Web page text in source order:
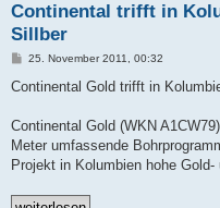
Continental trifft in
Sillber
B
i
a
25. November 2011, 00:32
Continental Gold trifft in
Continental Gold (WKN
Meter umfassende
Projekt in Kolumbien hohe Gold-